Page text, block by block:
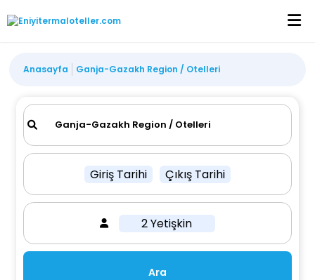
Anasayfa Ganja-Gazakh Region / Otelleri
Giriş Tarihi Çıkış Tarihi
2 Yetişkin
Ara